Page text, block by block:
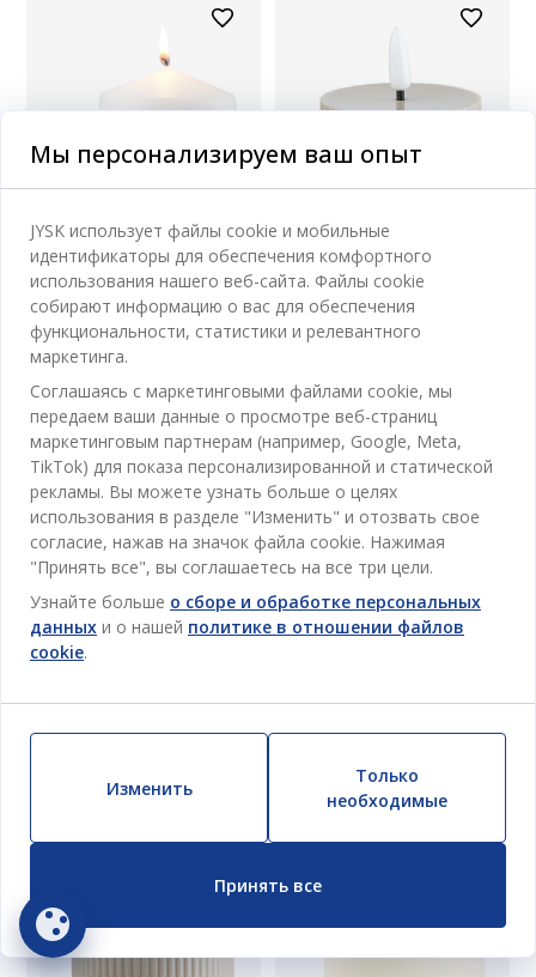
ВСЕГДА НИЗКАЯ ЦЕНА
TORALF
СВЕЧА TORALF Ø8X20СМ
БЕЛЫЙ
90MDL
ВСЕГДА НИЗКАЯ ЦЕНА
AKSEL
СВЕТОДИОДНАЯ СВЕЧА
AKSEL Ø6×9СМ БЕЖЕВЫЙ
45MDL/ Шт
Доставка
Доступно в магазине
Мы персонализируем ваш опыт
JYSK использует файлы cookie и мобильные
идентификаторы для обеспечения комфортного
использования нашего веб-сайта. Файлы cookie
собирают информацию о вас для обеспечения
функциональности, статистики и релевантного
маркетинга.
Соглашаясь с маркетинговыми файлами cookie, мы
передаем ваши данные о просмотре веб-страниц
маркетинговым партнерам (например, Google, Meta,
TikTok) для показа персонализированной и статической
рекламы. Вы можете узнать больше о целях
использования в разделе "Изменить" и отозвать свое
согласие, нажав на значок файла cookie. Нажимая
"Принять все", вы соглашаетесь на все три цели.
Узнайте больше о сборе и обработке персональных
данных и о нашей политике в отношении файлов
cookie.
Изменить
Только
необходимые
Принять все